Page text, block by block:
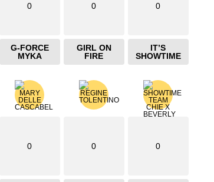
0
G-FORCE
MYKA
0
GIRL ON
FIRE
0
IT’S
SHOWTIME
0 0 0